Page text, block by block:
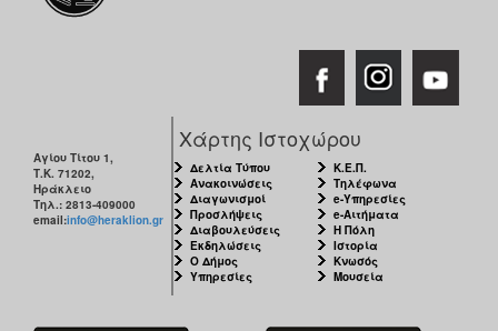
Αγίου Τίτου 1,
Τ.Κ. 71202,
Ηράκλειο
Τηλ.: 2813-409000
email:info@heraklion.gr
Χάρτης Ιστοχώρου
Δελτία Τύπου
Ανακοινώσεις
Διαγωνισμοί
Προσλήψεις
Διαβουλεύσεις
Εκδηλώσεις
Ο Δήμος
Υπηρεσίες
Κ.Ε.Π.
Τηλέφωνα
e-Υπηρεσίες
e-Αιτήματα
Η Πόλη
Ιστορία
Κνωσός
Μουσεία